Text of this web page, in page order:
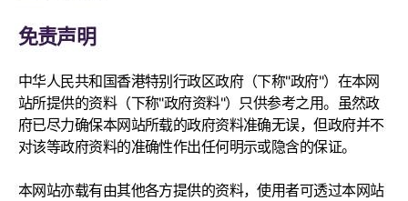
免责声明
中华人民共和国香港特别行政区政府（下称"政府"）在本网
站所提供的资料（下称"政府资料"）只供参考之用。虽然政
府已尽力确保本网站所载的政府资料准确无误，但政府并不
对该等政府资料的准确性作出任何明示或隐含的保证。
本网站亦载有由其他各方提供的资料，使用者可透过本网站